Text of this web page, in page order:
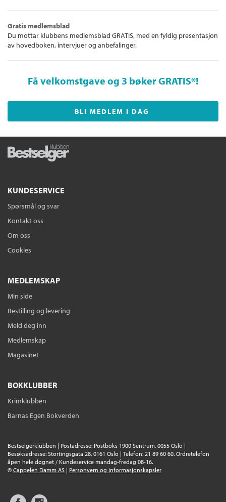
Gratis medlemsblad
Du mottar klubbens medlemsblad GRATIS, med en fyldig presentasjon
av hovedboken, intervjuer og anbefalinger.
Få velkomstgave og 3 bøker GRATIS*!
BLI MEDLEM I DAG
KUNDESERVICE
Spørsmål og svar
Kontakt oss
Om oss
Cookies
MEDLEMSKAP
Min side
Bestilling og levering
Meld deg inn
Medlemskap
Magasinet
BOKKLUBBER
Krimklubben
Barnas Egen Bokverden
Bestselgerklubben | Postadresse: Postboks 1900 Sentrum, 0055 Oslo |
Besøksadresse: Stortingsgata 28, 0161 Oslo | Telefon: 21 89 60 60. Ordretelefon
åpen hele døgnet / Kundeservice mandag-fredag 08-16.
© Cappelen Damm AS | Personvern og informasjonskapsler
Facebook